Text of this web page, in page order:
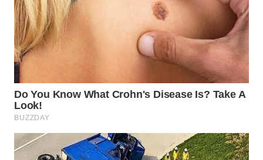
WN
BEKASI
WN
DEPOK
WN